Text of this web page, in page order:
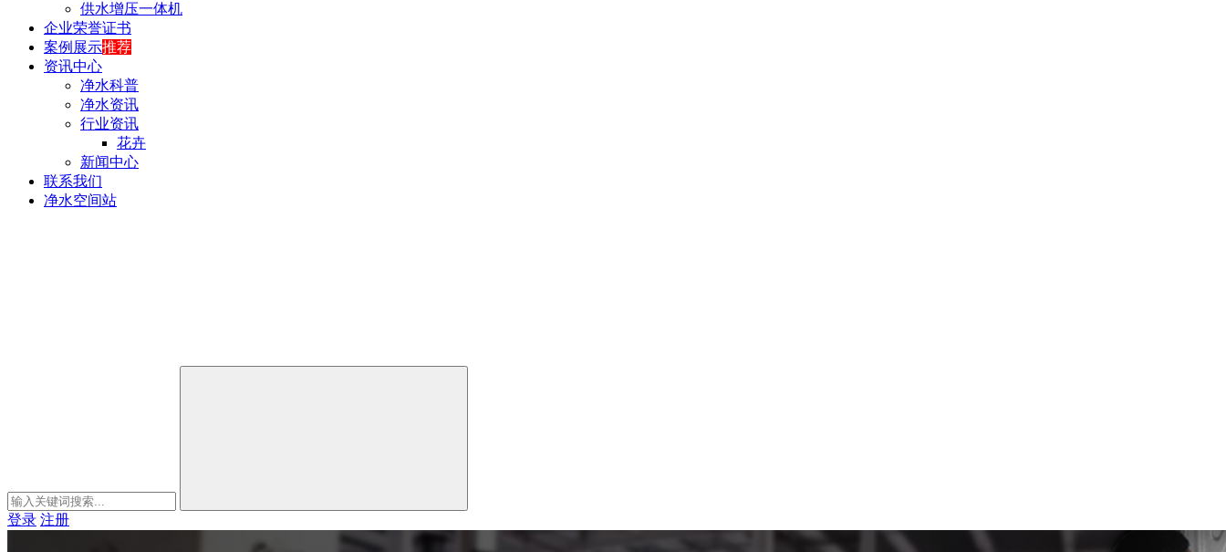
供水增压一体机
企业荣誉证书
案例展示推荐
资讯中心
净水科普
净水资讯
行业资讯
花卉
新闻中心
联系我们
净水空间站
登录 注册